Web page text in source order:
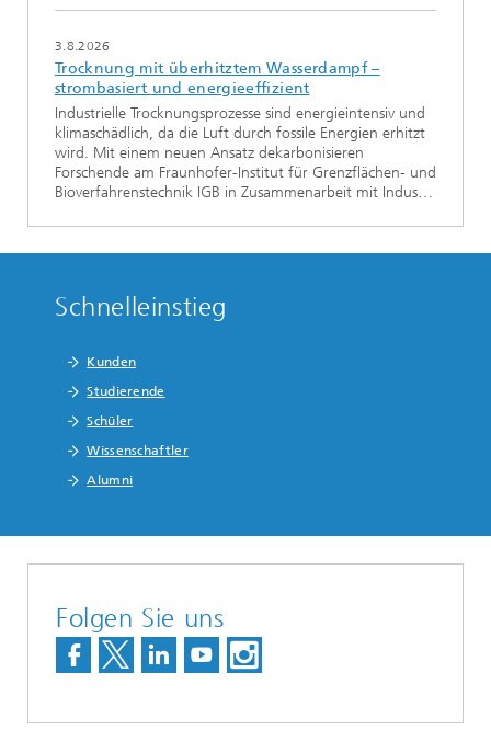
3.8.2026
Trocknung mit überhitztem Wasserdampf –
strombasiert und energieeffizient
Industrielle Trocknungsprozesse sind energieintensiv und
klimaschädlich, da die Luft durch fossile Energien erhitzt
wird. Mit einem neuen Ansatz dekarbonisieren
Forschende am Fraunhofer-Institut für Grenzflächen- und
Bioverfahrenstechnik IGB in Zusammenarbeit mit Indus…
Schnelleinstieg
Kunden
Studierende
Schüler
Wissenschaftler
Alumni
Folgen Sie uns